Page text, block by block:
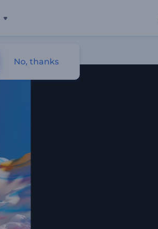
No, thanks